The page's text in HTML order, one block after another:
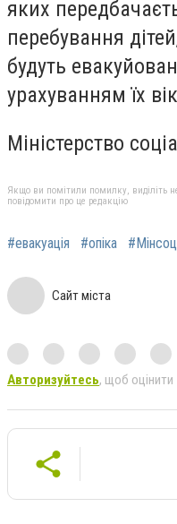
яких
перебування
будуть
урахуванням їх
Міністерство
Якщо ви помітили помилку, виділіть
повідомити про це редакцію
#евакуація #опіка
Сайт міста
Авторизуйтесь, щоб оцінити